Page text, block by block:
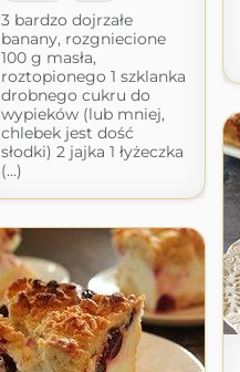
3 bardzo dojrzałe
banany, rozgniecione
100 g masła,
roztopionego 1 szklanka
drobnego cukru do
wypieków (lub mniej,
chlebek jest dość
słodki) 2 jajka 1 łyżeczka
(...)